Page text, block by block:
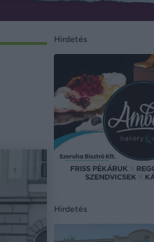
Hirdetés
Hirdetés